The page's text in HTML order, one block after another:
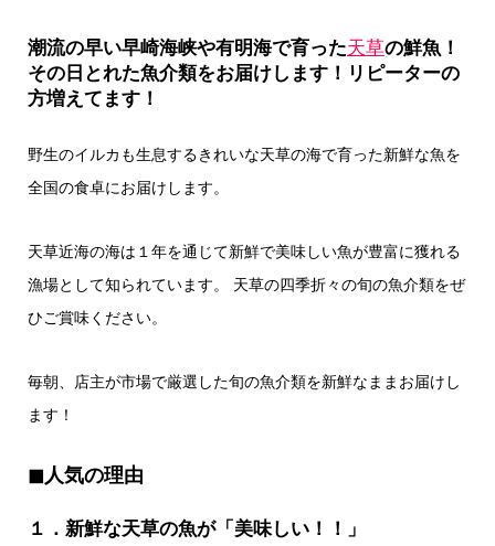
潮流の早い早崎海峡や有明海で育った天草の鮮魚！
その日とれた魚介類をお届けします！リピーターの
方増えてます！
野生のイルカも生息するきれいな天草の海で育った新鮮な魚を
全国の食卓にお届けします。
天草近海の海は１年を通じて新鮮で美味しい魚が豊富に獲れる
漁場として知られています。
天草の四季折々の旬の魚介類をぜ
ひご賞味ください。
毎朝、店主が市場で厳選した旬の魚介類を新鮮なままお届けし
ます！
◼︎人気の理由
１．新鮮な天草の魚が「美味しい！！」